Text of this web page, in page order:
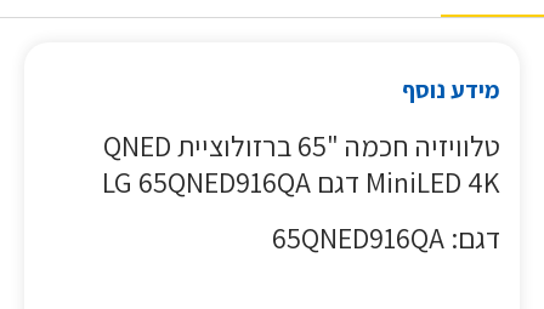
מידע נוסף
טלוויזיה חכמה "65 ברזולוציית QNED
MiniLED 4K דגם LG 65QNED916QA
דגם: 65QNED916QA